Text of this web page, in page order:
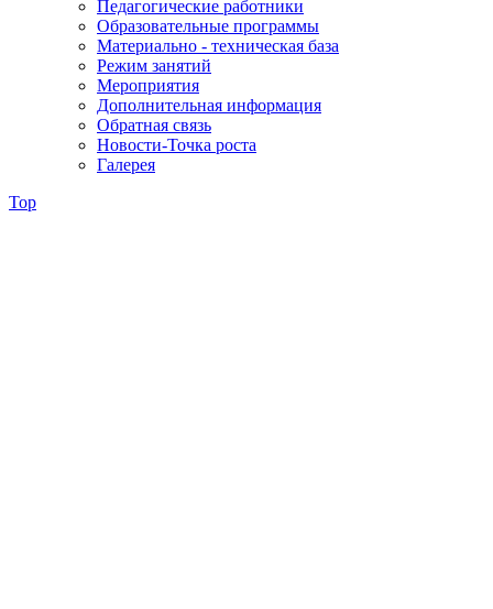
Педагогические работники
Образовательные программы
Материально - техническая база
Режим занятий
Мероприятия
Дополнительная информация
Обратная связь
Новости-Точка роста
Галерея
Top